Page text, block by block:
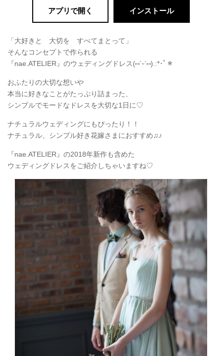
アプリで開く インストール
「大好きと 大切を すべてまとって」
そんなコンセプトで作られる
『nae.ATELIER』のウェディングドレス(⑅ˊᵕˋ⑅).:*･ﾟ＊
おふたりの大切な想いや
本当に好きなことがたっぷり詰まった、
シンプルでモードなドレスを大切な1日に♡
ナチュラルウェディングにもぴったり！！
ナチュラル、シンプル好き花嫁さまにおすすめ♫♪
『nae.ATELIER』の2018年新作も含めた
ウェディングドレスをご紹介しちゃいますね♡